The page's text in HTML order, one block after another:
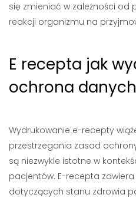
się zmieniać w zależności od
reakcji organizmu na
E recepta jak
ochrona
Wydrukowanie e-recepty
przestrzegania zasad
są niezwykle istotne w
pacjentów. E-recepta
dotyczących stanu zdrowia